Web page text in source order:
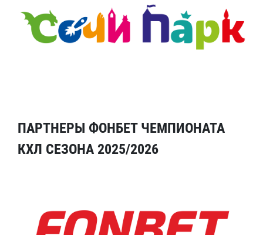
ПАРТНЕРЫ ФОНБЕТ ЧЕМПИОНАТА
КХЛ СЕЗОНА 2025/2026